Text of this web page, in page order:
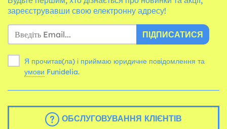
зареєструвавши свою електронну адресу!
ПІДПИСАТИСЯ
Я прочитав(ла) і приймаю юридичне повідомлення та
умови Funidelia.
ОБСЛУГОВУВАННЯ КЛІЄНТІВ